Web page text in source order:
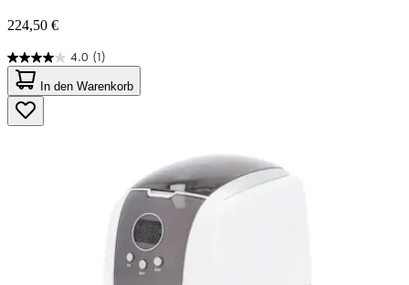
224,50 €
4.0 (1)
4.0
von
5
Sternen.
1
In den Warenkorb